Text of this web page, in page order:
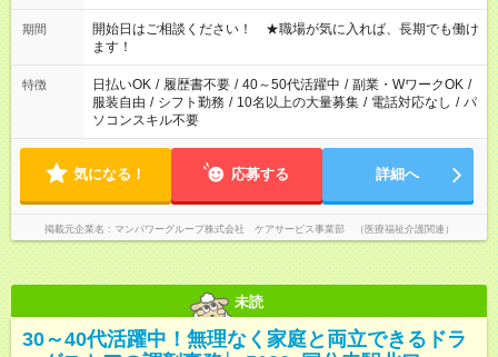
20:00 など残業なし！ ※Wワークの場合、他のお仕事と合わせ
週40時間超の就業はご案内できません ※法令に基づき、週20時
間以上勤務は社会保険への加入対象となります ※労働者派遣法
（日雇い派遣の原則禁止）により、短時間・短期間の就業はご
案内が難しい場合があります
期間
開始日はご相談ください！ ★職場が気に入れば、長期でも働け
ます！
特徴 日払いOK / 履歴書不要 / 40～50代活躍中 / 副業・WワークOK /
服装自由 / シフト勤務 / 10名以上の大量募集 / 電話対応なし / パ
ソコンスキル不要
気になる！ 応募する 詳細へ
掲載元企業名 マンパワーグループ株式会社 ケアサービス事業部 （医療福祉介護関連）
未読
30～40代活躍中！無理なく家庭と両立できるドラ